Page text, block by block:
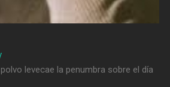
levecae la penumbra sobre el día